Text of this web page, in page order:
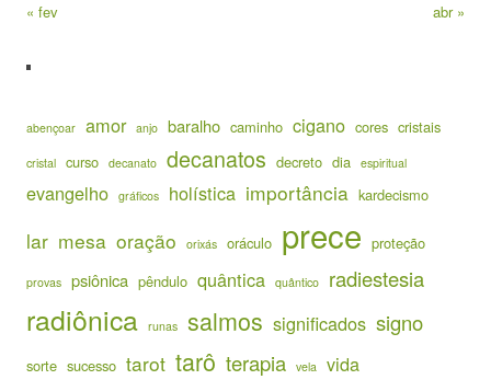
« fev
abr »
abençoar amor anjo baralho caminho cigano cores cristais
cristal curso decanato decanatos decreto dia espiritual
evangelho gráficos holística importância kardecismo
lar mesa oração orixás oráculo prece proteção
provas psiônica pêndulo quântica quântico radiestesia
radiônica runas salmos significados signo
sorte sucesso tarot tarô terapia vela vida